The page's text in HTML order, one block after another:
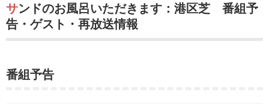
サンドのお風呂いただきます：港区芝 番組予
告・ゲスト・再放送情報
番組予告